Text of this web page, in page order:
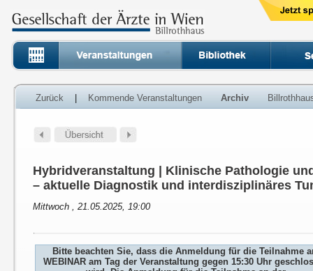
Zurück Kommende Veranstaltungen Archiv
Hybridveranstaltung | Klinische Pathologie
– aktuelle Diagnostik und interdisziplinäres
Mittwoch , 21.05.2025, 19:00
Bitte beachten Sie, dass die Anmeldung für die Teilnahme
WEBINAR am Tag der Veranstaltung gegen 15:30 Uhr